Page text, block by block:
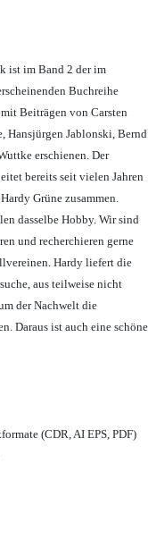
ist im Band 2 der im
Buchreihe
Beiträgen von Carsten
Hansjürgen Jablonski, Bernd
erschienen. Der
bereits seit vielen Jahren
Grüne zusammen.
dasselbe Hobby. Wir sind
und recherchieren gerne
Hardy liefert die
aus teilweise nicht
der Nachwelt die
Daraus ist auch eine schöne
(CDR, AI EPS, PDF)